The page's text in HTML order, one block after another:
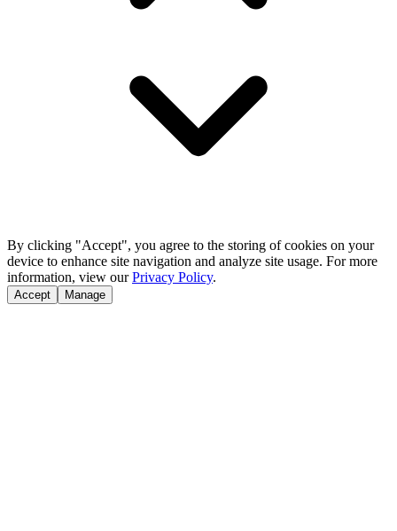
By clicking "Accept", you agree to the storing of cookies on your
device to enhance site navigation and analyze site usage. For more
information, view our Privacy Policy.
Accept Manage